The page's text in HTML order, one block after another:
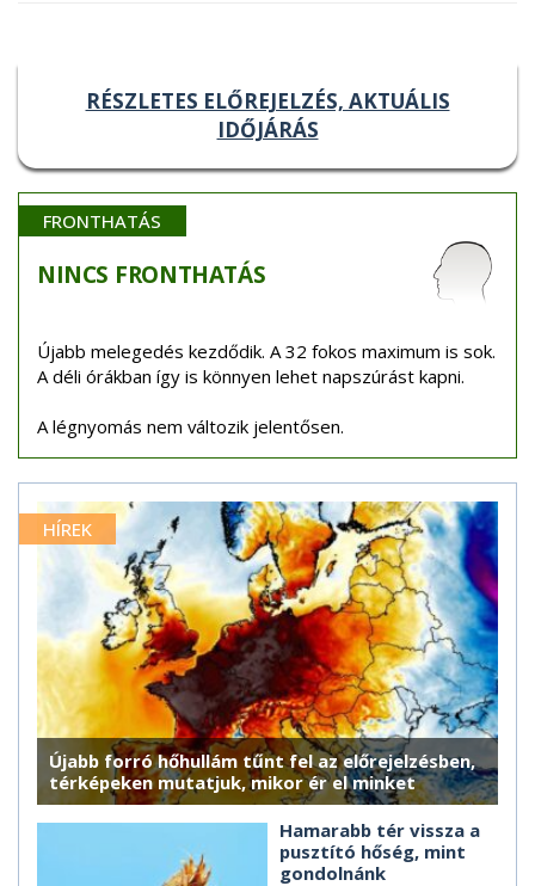
RÉSZLETES ELŐREJELZÉS, AKTUÁLIS
IDŐJÁRÁS
FRONTHATÁS
NINCS FRONTHATÁS
Újabb melegedés kezdődik. A 32 fokos maximum is sok.
A déli órákban így is könnyen lehet napszúrást kapni.
A légnyomás nem változik jelentősen.
HÍREK
Újabb forró hőhullám tűnt fel az előrejelzésben,
térképeken mutatjuk, mikor ér el minket
Hamarabb tér vissza a
pusztító hőség, mint
gondolnánk